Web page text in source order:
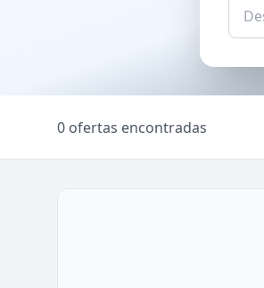
0 ofertas encontradas